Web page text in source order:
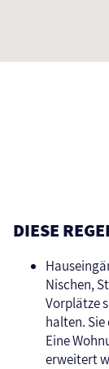
DIESE
Nischen,
Vorplätze
halten.
Eine
erweitert